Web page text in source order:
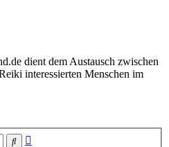
dient dem Austausch zwischen
interessierten Menschen im
Suche